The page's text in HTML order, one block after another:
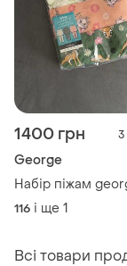
1400 грн 3
George
Набір піжам
116 і ще 1
Всі товари